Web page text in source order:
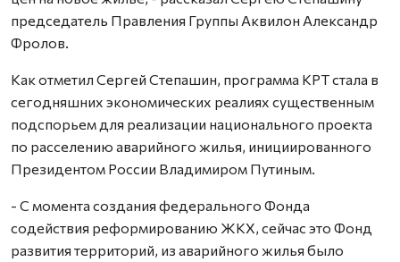
председатель Правления Группы Аквилон Александр
Фролов.
Как отметил Сергей Степашин, программа КРТ стала в
сегодняшних экономических реалиях существенным
подспорьем для реализации национального проекта
по расселению аварийного жилья, инициированного
Президентом России Владимиром Путиным.
- С момента создания федерального Фонда
содействия реформированию ЖКХ, сейчас это Фонд
развития территорий, из аварийного жилья было